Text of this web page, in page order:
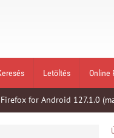
Letöltés Online
Firefox for Android 127.1.0